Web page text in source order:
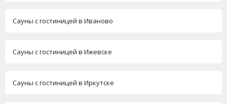
Сауны с гостиницей в Иваново
Сауны с гостиницей в Ижевске
Сауны с гостиницей в Иркутске